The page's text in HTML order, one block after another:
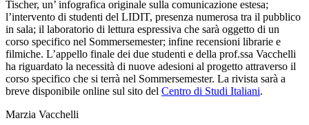
Tischer, un’ infografica originale sulla comunicazione estesa;
l’intervento di studenti del LIDIT, presenza numerosa tra il pubblico
in sala; il laboratorio di lettura espressiva che sarà oggetto di un
corso specifico nel Sommersemester; infine recensioni librarie e
filmiche. L’appello finale dei due studenti e della prof.ssa Vacchelli
ha riguardato la necessità di nuove adesioni al progetto attraverso il
corso specifico che si terrà nel Sommersemester. La rivista sarà a
breve disponibile online sul sito del Centro di Studi Italiani.
Marzia Vacchelli